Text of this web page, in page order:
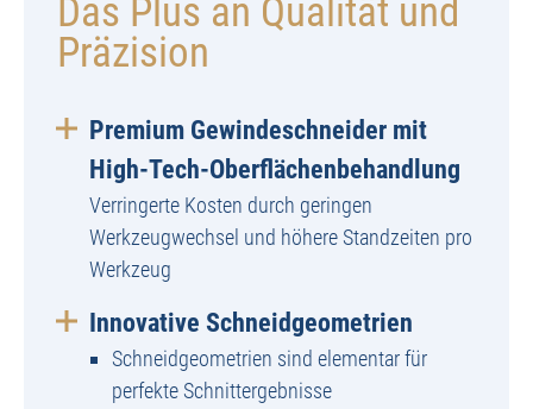
Das Plus an Qualität und
Präzision
Premium Gewindeschneider mit
High-Tech-Oberflächenbehandlung
Verringerte Kosten durch geringen
Werkzeugwechsel und höhere Standzeiten pro
Werkzeug
Innovative Schneidgeometrien
Schneidgeometrien sind elementar für
perfekte Schnittergebnisse